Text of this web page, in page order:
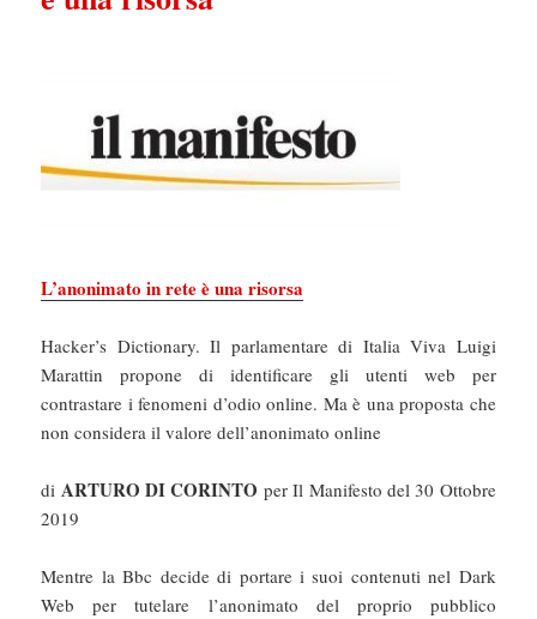
L’anonimato in rete è una risorsa
Hacker’s Dictionary. Il parlamentare di Italia Viva Luigi
Marattin propone di identificare gli utenti web per
contrastare i fenomeni d’odio online. Ma è una proposta che
non considera il valore dell’anonimato online
di ARTURO DI CORINTO per Il Manifesto del 30 Ottobre
2019
Mentre la Bbc decide di portare i suoi contenuti nel Dark
Web per tutelare l’anonimato del proprio pubblico